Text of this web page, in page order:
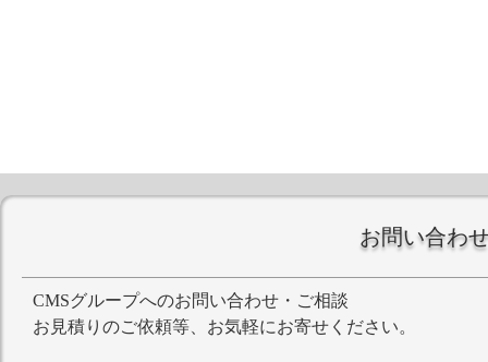
お問い合わ
CMSグループへのお問い合わせ・ご相談
お見積りのご依頼等、お気軽にお寄せください。